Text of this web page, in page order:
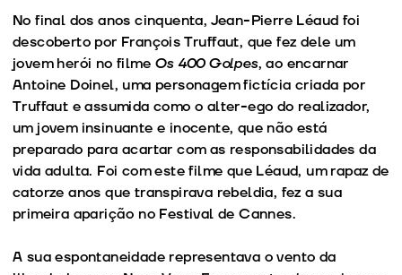
No final dos anos cinquenta, Jean-Pierre Léaud foi
descoberto por François Truffaut, que fez dele um
jovem herói no filme Os 400 Golpes, ao encarnar
Antoine Doinel, uma personagem fictícia criada por
Truffaut e assumida como o alter-ego do realizador,
um jovem insinuante e inocente, que não está
preparado para acartar com as responsabilidades da
vida adulta. Foi com este filme que Léaud, um rapaz de
catorze anos que transpirava rebeldia, fez a sua
primeira aparição no Festival de Cannes.
A sua espontaneidade representava o vento da